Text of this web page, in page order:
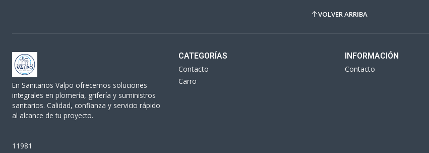
VOLVER ARRIBA
En Sanitarios Valpo ofrecemos soluciones
integrales en plomería, grifería y suministros
sanitarios. Calidad, confianza y servicio rápido
al alcance de tu proyecto.
11981
CATEGORÍAS
Contacto
Carro
INFORMACIÓN
Contacto